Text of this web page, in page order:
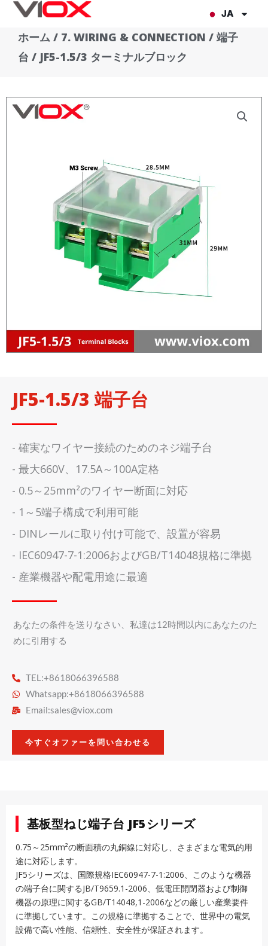
JA
ホーム / 7. WIRING & CONNECTION / 端子
台 / JF5-1.5/3 ターミナルブロック
JF5-1.5/3 端子台
- 確実なワイヤー接続のためのネジ端子台
- 最大660V、17.5A～100A定格
- 0.5～25mm²のワイヤー断面に対応
- 1～5端子構成で利用可能
- DINレールに取り付け可能で、設置が容易
- IEC60947-7-1:2006およびGB/T14048規格に準拠
- 産業機器や配電用途に最適
あなたの条件を送りなさい、私達は12時間以内にあなたのた
めに引用する
TEL:+8618066396588
Whatsapp:+8618066396588
Email:sales@viox.com
今すぐオファーを問い合わせる
基板型ねじ端子台 JF5シリーズ
0.75～25mm²の断面積の丸銅線に対応し、さまざまな電気的用
途に対応します。
JF5シリーズは、国際規格IEC60947-7-1:2006、このような機器
の端子台に関するJB/T9659.1-2006、低電圧開閉器および制御
機器の原理に関するGB/T14048,1-2006などの厳しい産業要件
に準拠しています。この規格に準拠することで、世界中の電気
設備で高い性能、信頼性、安全性が保証されます。